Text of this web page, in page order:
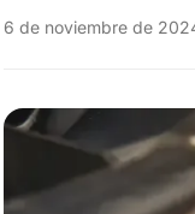
6 de noviembre de